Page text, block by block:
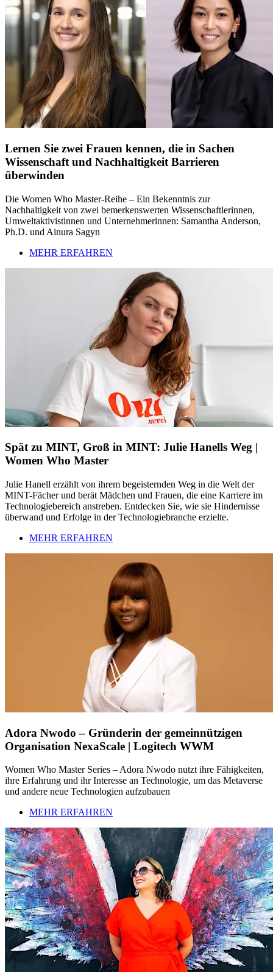
Lernen Sie zwei Frauen kennen, die in Sachen
Wissenschaft und Nachhaltigkeit Barrieren
überwinden
Die Women Who Master-Reihe – Ein Bekenntnis zur
Nachhaltigkeit von zwei bemerkenswerten Wissenschaftlerinnen,
Umweltaktivistinnen und Unternehmerinnen: Samantha Anderson,
Ph.D. und Ainura Sagyn
MEHR ERFAHREN
Spät zu MINT, Groß in MINT: Julie Hanells Weg |
Women Who Master
Julie Hanell erzählt von ihrem begeisternden Weg in die Welt der
MINT-Fächer und berät Mädchen und Frauen, die eine Karriere im
Technologiebereich anstreben. Entdecken Sie, wie sie Hindernisse
überwand und Erfolge in der Technologiebranche erzielte.
MEHR ERFAHREN
Adora Nwodo – Gründerin der gemeinnützigen
Organisation NexaScale | Logitech WWM
Women Who Master Series – Adora Nwodo nutzt ihre Fähigkeiten,
ihre Erfahrung und ihr Interesse an Technologie, um das Metaverse
und andere neue Technologien aufzubauen
MEHR ERFAHREN